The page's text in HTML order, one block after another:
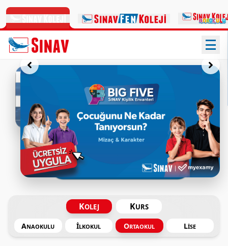
Türkiye'nin Her Yerinde
Sınav
Sınav Okullarının standartları ve eğitim sistemi, öğrencilerin en
uygun atmosferde eğitim alacakları şekilde oluşturulmuştur.
Tüm Eğitim Kurumlarımız
KOLEJ KURS
ANAOKULU İLKOKUL ORTAOKUL LİSE